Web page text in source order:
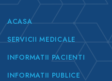
ACASA
SERVICII MEDICALE
INFORMATII PACIENTI
INFORMATII PUBLICE